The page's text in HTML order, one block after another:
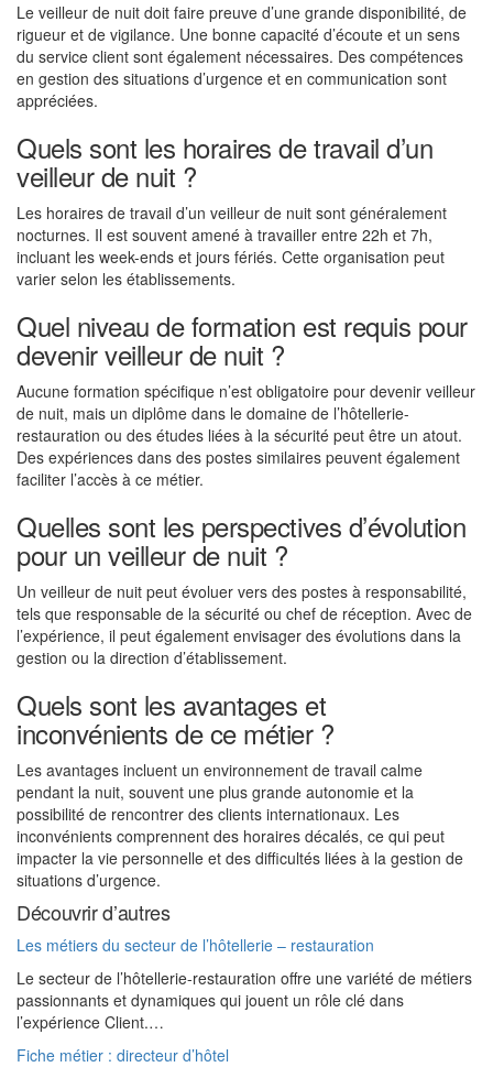
Le veilleur de nuit doit faire preuve d’une grande disponibilité, de
rigueur et de vigilance. Une bonne capacité d’écoute et un sens
du service client sont également nécessaires. Des compétences
en gestion des situations d’urgence et en communication sont
appréciées.
Quels sont les horaires de travail d’un
veilleur de nuit ?
Les horaires de travail d’un veilleur de nuit sont généralement
nocturnes. Il est souvent amené à travailler entre 22h et 7h,
incluant les week-ends et jours fériés. Cette organisation peut
varier selon les établissements.
Quel niveau de formation est requis pour
devenir veilleur de nuit ?
Aucune formation spécifique n’est obligatoire pour devenir veilleur
de nuit, mais un diplôme dans le domaine de l’hôtellerie-
restauration ou des études liées à la sécurité peut être un atout.
Des expériences dans des postes similaires peuvent également
faciliter l’accès à ce métier.
Quelles sont les perspectives d’évolution
pour un veilleur de nuit ?
Un veilleur de nuit peut évoluer vers des postes à responsabilité,
tels que responsable de la sécurité ou chef de réception. Avec de
l’expérience, il peut également envisager des évolutions dans la
gestion ou la direction d’établissement.
Quels sont les avantages et
inconvénients de ce métier ?
Les avantages incluent un environnement de travail calme
pendant la nuit, souvent une plus grande autonomie et la
possibilité de rencontrer des clients internationaux. Les
inconvénients comprennent des horaires décalés, ce qui peut
impacter la vie personnelle et des difficultés liées à la gestion de
situations d’urgence.
Découvrir d’autres
Les métiers du secteur de l’hôtellerie – restauration
Le secteur de l’hôtellerie-restauration offre une variété de métiers
passionnants et dynamiques qui jouent un rôle clé dans
l’expérience Client.…
Fiche métier : directeur d’hôtel